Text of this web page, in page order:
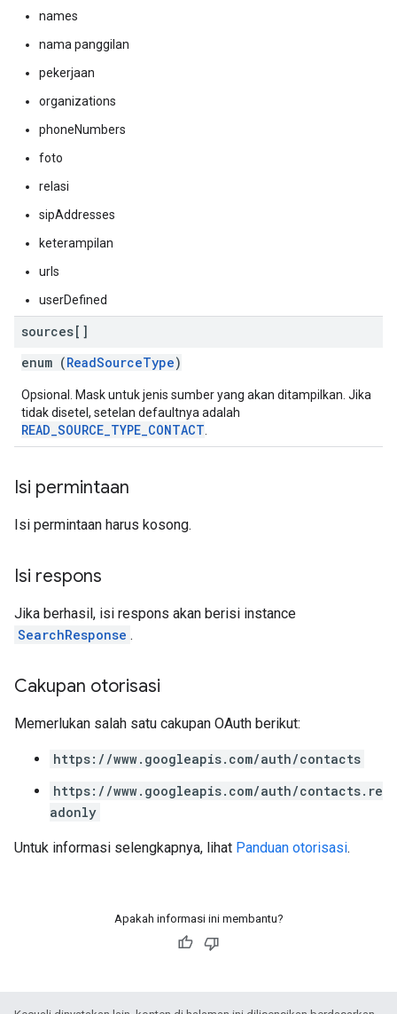
names
nama panggilan
pekerjaan
organizations
phoneNumbers
foto
relasi
sipAddresses
keterampilan
urls
userDefined
sources[]
enum (ReadSourceType)
Opsional. Mask untuk jenis sumber yang akan ditampilkan. Jika
tidak disetel, setelan defaultnya adalah
READ_SOURCE_TYPE_CONTACT
Isi permintaan
Isi permintaan harus kosong.
Isi respons
Jika berhasil, isi respons akan berisi instance
SearchResponse .
Cakupan otorisasi
Memerlukan salah satu cakupan OAuth berikut:
https://www.googleapis.com/auth/contacts
https://www.googleapis.com/auth/contacts.re
adonly
Untuk informasi selengkapnya, lihat Panduan otorisasi.
Apakah informasi ini membantu?